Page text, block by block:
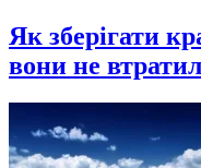
Як зберігати
вони не